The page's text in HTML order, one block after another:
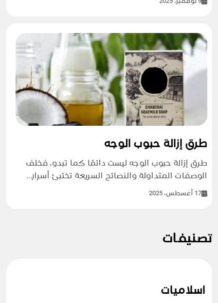
طرق إزالة حبوب الوجه
طرق إزالة حبوب الوجه ليست دائمًا كما تبدو، فخلف
الوصفات المتداولة والنصائح السريعة تختبئ أسرار...
17 أغسطس، 2025
تصنيفات
اسلاميات